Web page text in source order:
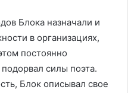
Блока назначали и
в организациях,
постоянно
силы поэта.
Блок описывал свое